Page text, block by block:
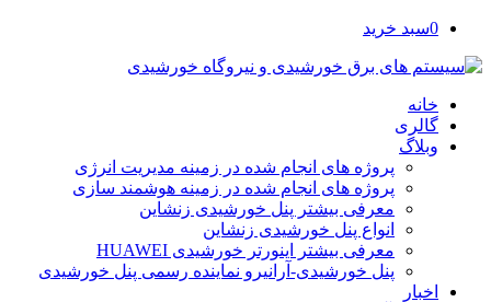
0سبد خرید
خانه
گالری
وبلاگ
پروژه های انجام شده در زمینه مدیریت انرژی
پروژه های انجام شده در زمینه هوشمند سازی
معرفی بیشتر پنل خورشیدی زنشاین
انواع پنل خورشیدی زنشاین
معرفی بیشتر اینورتر خورشیدی HUAWEI
پنل خورشیدی-آرانیرو نماینده رسمی پنل خورشیدی
اخبار